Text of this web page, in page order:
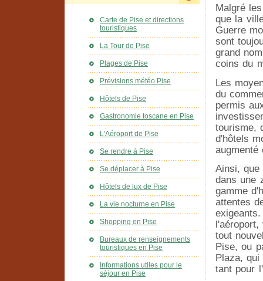
Malgré
que la
Guerre
sont
grand
coins du
Les
du
permis
tourisme,
d'hôtels
augmenté
Ainsi,
dans une
gamme
attentes
tout
Pise, ou
Plaza,
tant pour
Carte de Pise et directions
touristiques
La Tour de Pise
Plages de Pise
Prévisions météo Pise
Hôtels de Pise
Gastronomie toscane en Pise
L'Aéroport de Pise
Se rendre à Pise
Se déplacer à Pise
Hôtels de lux de Pise
La vie nocturne en Pise
Shopping en Pise
Bureaux de renseignements
touristiques en Pise
Informations utiles pour le
séjour en Pise